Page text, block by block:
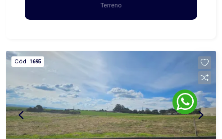
Terreno
Cód. 1695